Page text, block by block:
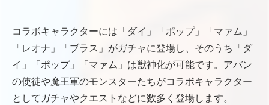
コラボキャラクターには「ダイ」「ポップ」「マァム」
「レオナ」「ブラス」がガチャに登場し、そのうち「ダ
イ」「ポップ」「マァム」は獣神化が可能です。アバン
の使徒や魔王軍のモンスターたちがコラボキャラクター
としてガチャやクエストなどに数多く登場します。